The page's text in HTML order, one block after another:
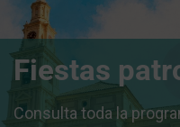
Fiestas
Consulta toda la